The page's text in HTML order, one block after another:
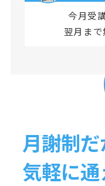
今月受
翌月まで
月謝制だ
気軽に通